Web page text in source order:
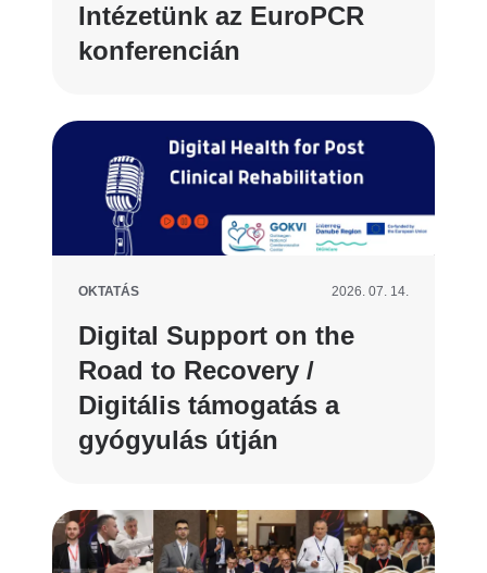
Intézetünk az EuroPCR
konferencián
OKTATÁS 2026. 07. 14.
Digital Support on the
Road to Recovery /
Digitális támogatás a
gyógyulás útján